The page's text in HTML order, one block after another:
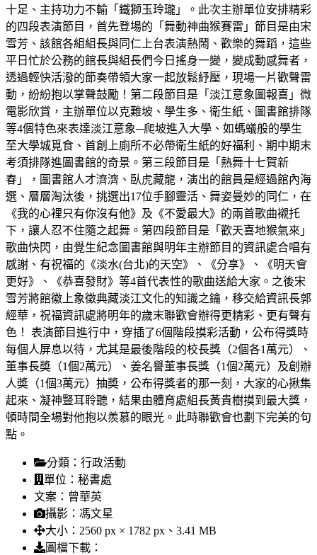
十足、主持功力不輸「鐵獅玉玲瓏」。此次主辦單位安排精彩
的四段表演節目，首先登場的「舞動神曲猴賽雷」節目是由宋
雪芳、該館各組組長與同仁上台表演熱鬧、歡樂的舞蹈，這些
平日忙於公務的館長與組長們今日搖身一變，變成動感舞者，
透過輕快活潑的節奏帶領大家一起放鬆紓壓，現場一片歡聲雷
動，紛紛抱以掌聲鼓勵！第二段節目是「淡江意象圖報喜」微
電影欣賞，主辦單位以克難坡、學生多、衛生紙、圖書館排隊
等4個特色來表達淡江意象─爬坡進入大學、如螞蟻般的學生
至大學城覓食、首創上廁所不必帶衛生紙的好福利、期中期末
考須排隊進圖書館的奇景。第三段節目是「熱舞十七賀新
春」，圖書館人才濟濟、臥虎藏龍，演出的館員是經過館內海
選、層層淘汰後，挑選出17位手腳靈活、舞姿曼妙的同仁，在
《我的心裡只有你沒有他》及《不愛最大》的兩首歌曲襯托
下，讓人忍不住隨之起舞。第四段節目是「歡天喜地猴氣來」
歌曲快閃，由覺生紀念圖書館與明年主辦節目的資訊處合唱有
感謝、有祝福的《淡水(台北)的天空》、《分享》、《明天會
更好》、《恭喜發財》等4首代表性的歌曲送給大家。之後宋
雪芳將館徽上象徵典藏淡江文化的知識之鑰，移交給資訊長郭
經華，祝福資訊處將明年的歲末聯歡會辦得更精彩、更有聲有
色！ 表演節目進行中，穿插了6個階段摸彩活動，公布得獎時
每個人屏息以待，尤其是最後階段的校長獎（2個各1萬元）、
董事長奬（1個2萬元）、姜名譽董事長獎（1個2萬元）及創辦
人奬（1個3萬元）抽奬，公布得獎者的那一刻，大家的心揪集
起來、凝神豎耳聆聽，結果由體育處組長黃貴樹摸到最大獎，
頓時間全場對他抱以羨慕的眼光。此時聯歡會也劃下完美的句
點。
分類： 行政活動
單位： 秘書處
文案： 曾華英
攝影： 馮文星
大小： 2560 px × 1782 px、3.41 MB
圖檔下載：